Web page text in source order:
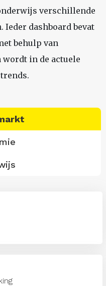
verschillende
Ieder dashboard bevat
behulp van
in de actuele